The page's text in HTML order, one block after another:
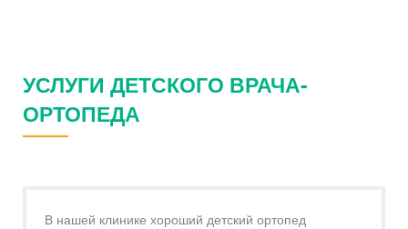
УСЛУГИ ДЕТСКОГО ВРАЧА-
ОРТОПЕДА
В нашей клинике хороший детский ортопед